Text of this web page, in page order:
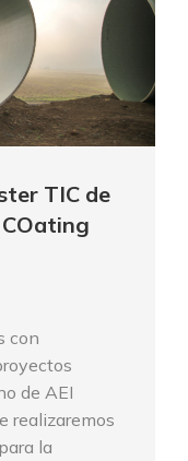
TIC de
con
de AEI
realizaremos
la